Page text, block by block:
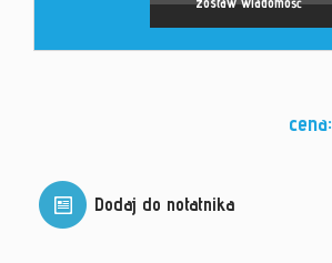
cena:
Dodaj do notatnika